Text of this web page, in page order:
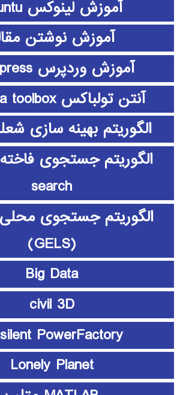
آموزش لینوکس ubuntu
آموزش نوشتن
آموزش وردپرس wordpress
آنتن تولباکس antenna toolbox
الگوریتم بهینه سازی
search
الگوریتم جستجوی
(GELS)
Big Data
civil 3D
PowerFactory
Lonely Planet